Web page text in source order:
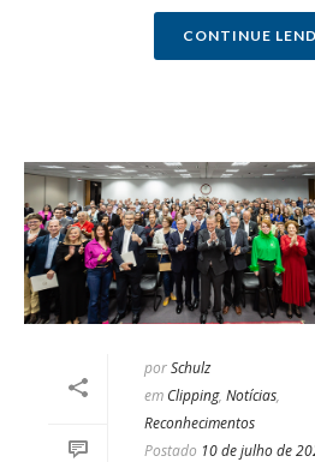
CONTINUE
porSchulz
em Clipping, Notícias,
Reconhecimentos
Postado 10 de julho de